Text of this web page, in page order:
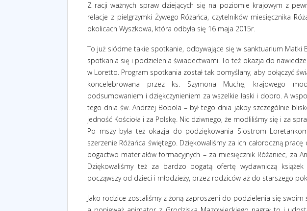
Z racji ważnych spraw dziejących się na poziomie krajowym z
relacje z pielgrzymki Żywego Różańca, czytelników miesięcznika
okolicach Wyszkowa, która odbyła się 16 maja 2015r.
To już siódme takie spotkanie, odbywające się w sanktuarium Matki
spotkania się i podzielenia świadectwami. To też okazja do
w Loretto. Program spotkania został tak pomyślany, aby połączyć
koncelebrowana przez ks. Szymona Muchę, krajowego
podsumowaniem i dziękczynieniem za wszelkie łaski i dobro. A
tego dnia św. Andrzej Bobola – był tego dnia jakby szczególnie
jedność Kościoła i za Polskę. Nic dziwnego, że modliliśmy się i za
Po mszy była też okazja do podziękowania Siostrom
szerzenie Różańca świętego. Dziękowaliśmy za ich całoroczną
bogactwo materiałów formacyjnych – za miesięcznik Różaniec, za
Dziękowaliśmy też za bardzo bogatą ofertę wydawniczą
począwszy od dzieci i młodzieży, przez rodziców aż do starszego
Jako rodzice zostaliśmy z żoną zaproszeni do podzielenia się